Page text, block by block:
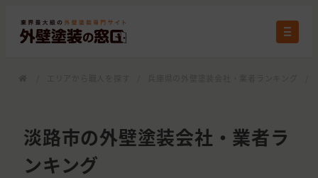
淡路市の外壁塗装会社・業者ラ
ンキング